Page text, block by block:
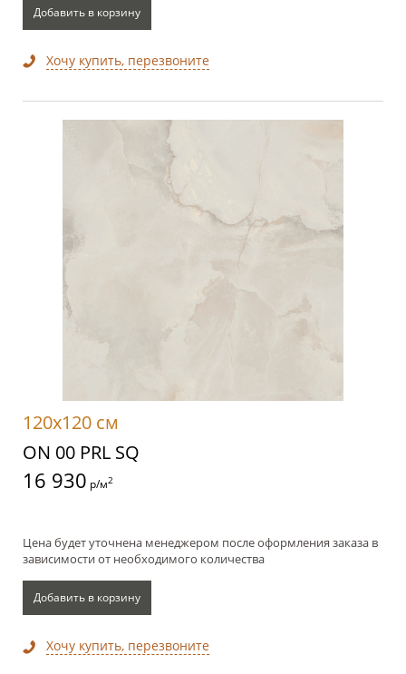
Добавить в корзину
Хочу купить, перезвоните
120x120 см
ON 00 PRL SQ
16 930 р/м2
Цена будет уточнена менеджером после оформления заказа в
зависимости от необходимого количества
Добавить в корзину
Хочу купить, перезвоните